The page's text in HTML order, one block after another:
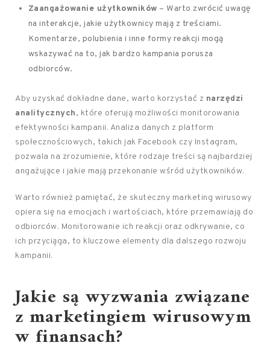
Zaangażowanie użytkowników – Warto zwrócić uwagę
na interakcje, jakie użytkownicy mają z treściami.
Komentarze, polubienia i inne formy reakcji mogą
wskazywać na to, jak bardzo kampania porusza
odbiorców.
Aby uzyskać dokładne dane, warto korzystać z narzędzi
analitycznych, które oferują możliwości monitorowania
efektywności kampanii. Analiza danych z platform
społecznościowych, takich jak Facebook czy Instagram,
pozwala na zrozumienie, które rodzaje treści są najbardziej
angażujące i jakie mają przekonanie wśród użytkowników.
Warto również pamiętać, że skuteczny marketing wirusowy
opiera się na emocjach i wartościach, które przemawiają do
odbiorców. Monitorowanie ich reakcji oraz odkrywanie, co
ich przyciąga, to kluczowe elementy dla dalszego rozwoju
kampanii.
Jakie są wyzwania związane
z marketingiem wirusowym
w finansach?